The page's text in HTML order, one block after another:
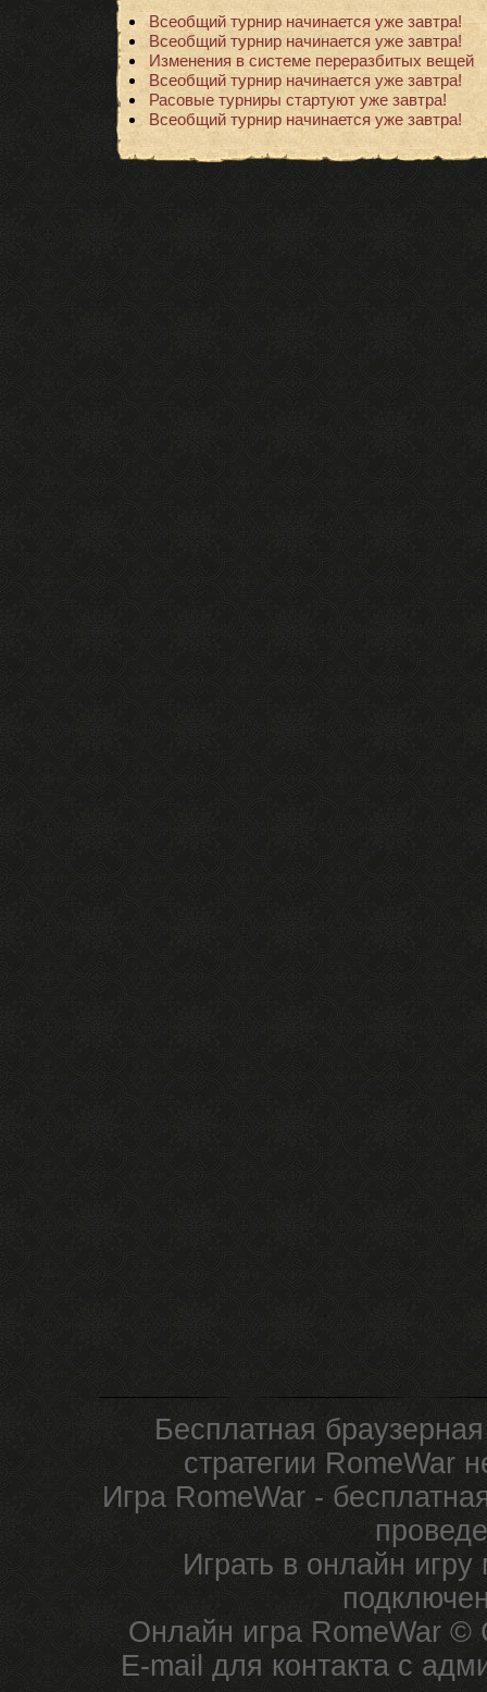
Всеобщий турнир начинается уже завтра!
Всеобщий турнир начинается уже завтра!
Изменения в системе переразбитых вещей
Всеобщий турнир начинается уже завтра!
Расовые турниры стартуют уже завтра!
Всеобщий турнир начинается уже завтра!
Бесплатная
стратегии RomeWar
Игра RomeWar -
Играть в онлайн
Онлайн игра RomeWar ©
E-mail для контакта с